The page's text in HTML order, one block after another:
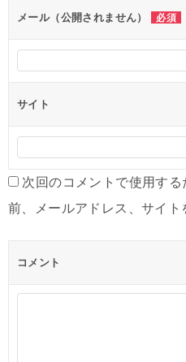
ンメール（公開されません） 必須
サイト
次回のコメントで使用す
前、メールアドレス、サイト
コメント